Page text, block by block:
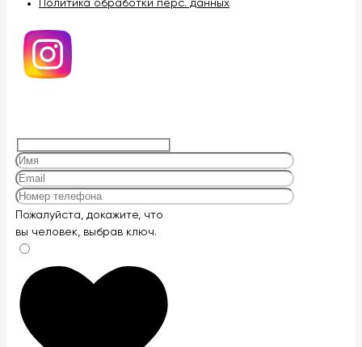
Политика обработки перс. данных
Оставьте
это
поле
пустым.
Пожалуйста, докажите, что
вы человек, выбравключ.